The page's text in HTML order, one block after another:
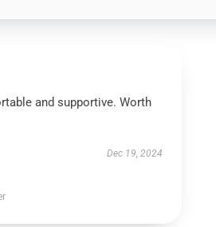
and supportive. Worth
Dec 19, 2024